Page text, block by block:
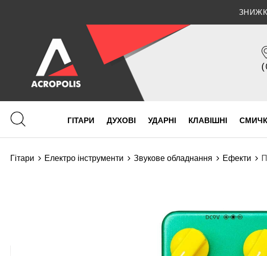
ГІТАРИ ДУХОВІ УДАРНІ КЛАВІШНІ
Гітари Електро інструменти Звукове обладнання Ефекти